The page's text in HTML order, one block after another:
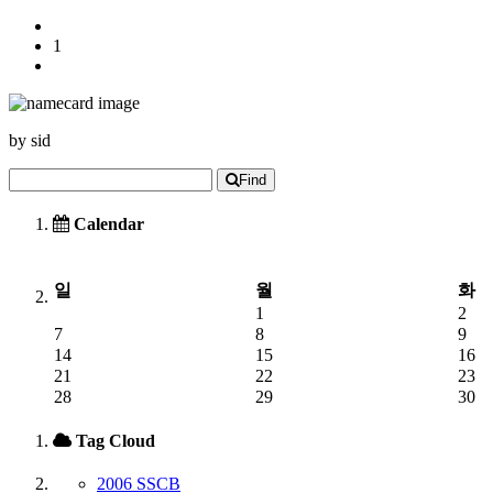
1
by sid
Find
Calendar
일
월 화
1
2
7
8 9
14
15 16
21
22 23
28
29 30
Tag Cloud
2006 SSCB